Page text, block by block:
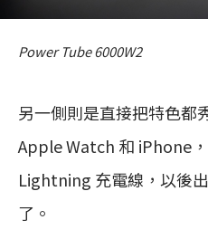
Power Tube 6000W2
另一側則是直接把特色都
Apple Watch 和 iPhone
Lightning 充電線，以後
了。